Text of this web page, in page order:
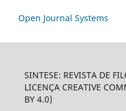
Open Journal Systems
SINTESE: REVISTA DE
LICENÇA CREATIVE
BY 4.0)